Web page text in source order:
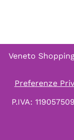
Veneto
Preferenze
P.IVA: